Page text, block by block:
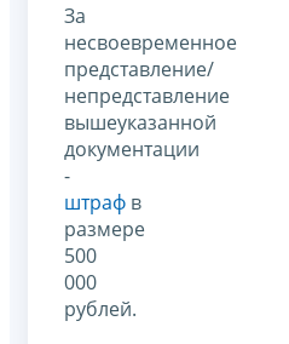
За
несвоевременное
представление/
непредставление
вышеуказанной
документации
-
штраф в
размере
500
000
рублей.